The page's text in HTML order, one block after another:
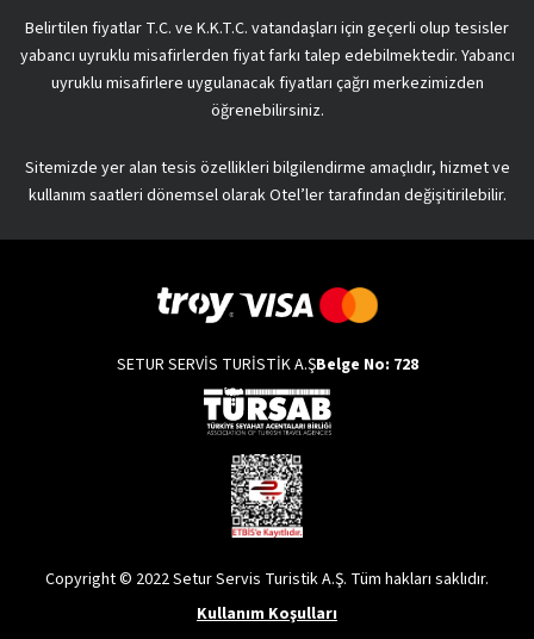
Belirtilen fiyatlar T.C. ve K.K.T.C. vatandaşları için geçerli olup tesisler
yabancı uyruklu misafirlerden fiyat farkı talep edebilmektedir. Yabancı
uyruklu misafirlere uygulanacak fiyatları çağrı merkezimizden
öğrenebilirsiniz.
Sitemizde yer alan tesis özellikleri bilgilendirme amaçlıdır, hizmet ve
kullanım saatleri dönemsel olarak Otel’ler tarafından değişitirilebilir.
SETUR SERVİS TURİSTİK A.ŞBelge No: 728
Copyright © 2022 Setur Servis Turistik A.Ş. Tüm hakları saklıdır.
Kullanım Koşulları